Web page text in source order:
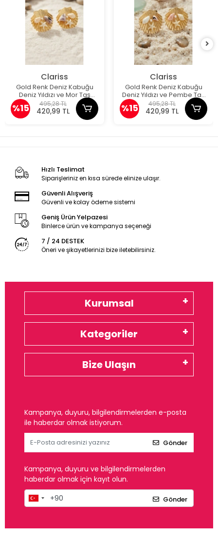
Clariss
Gold Renk Deniz Kabuğu
Deniz Yıldızı ve Mor Taş
Detaylı Küpe
%15 495,28 TL
420,99 TL
Clariss
Gold Renk Deniz Kabuğu
Deniz Yıldızı ve Pembe Taş
Detaylı Küpe
%15 495,28 TL
420,99 TL
Hızlı Teslimat
Siparişleriniz en kısa sürede elinize ulaşır.
Güvenli Alışveriş
Güvenli ve kolay ödeme sistemi
Geniş Ürün Yelpazesi
Binlerce ürün ve kampanya seçeneği
7 / 24 DESTEK
Öneri ve şikayetlerinizi bize iletebilirsiniz.
Kurumsal
Kategoriler
Bize Ulaşın
Kampanya, duyuru, bilgilendirmelerden e-posta
ile haberdar olmak istiyorum.
Gönder
Kampanya, duyuru ve bilgilendirmelerden
haberdar olmak için kayıt olun.
Gönder